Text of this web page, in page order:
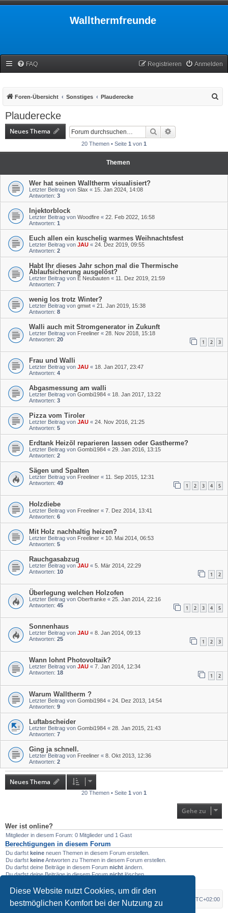
Diese Website nutzt Cookies, um dir den
bestmöglichen Komfort bei der Nutzung zu
Wallthermfreunde
FAQ Anmelden
Registrieren
Foren-Übersicht Sonstiges Plauderecke
Plauderecke
Neues Thema Suche
20 Themen • Seite 1 von 1
Themen
Wer hat seinen Walltherm visualisiert?
Letzter Beitrag von Slax « 15. Jan 2024, 14:08
Antworten: 3
Injektorblock
Letzter Beitrag von Woodfire « 22. Feb 2022, 16:58
Antworten: 1
Euch allen ein kuschelig warmes Weihnachtsfest
Letzter Beitrag von JAU « 24. Dez 2019, 09:55
Antworten: 2
Habt Ihr dieses Jahr schon mal die Thermische
Ablaufsicherung ausgelöst?
Letzter Beitrag von E Neubauten « 11. Dez 2019, 21:59
Antworten: 7
wenig los trotz Winter?
Letzter Beitrag von gmwt « 21. Jan 2019, 15:38
Antworten: 8
Walli auch mit Stromgenerator in Zukunft
Letzter Beitrag von Freeliner « 28. Nov 2018, 15:18
Antworten: 20 1 2 3
Frau und Walli
Letzter Beitrag von JAU « 18. Jan 2017, 23:47
Antworten: 4
Abgasmessung am walli
Letzter Beitrag von Gombi1984 « 18. Jan 2017, 13:22
Antworten: 3
Pizza vom Tiroler
Letzter Beitrag von JAU « 24. Nov 2016, 21:25
Antworten: 5
Erdtank Heizöl reparieren lassen oder Gastherme?
Letzter Beitrag von Gombi1984 « 29. Jan 2016, 13:15
Antworten: 2
Sägen und Spalten
Letzter Beitrag von Freeliner « 11. Sep 2015, 12:31
Antworten: 49 1 2 3 4 5
Holzdiebe
Letzter Beitrag von Freeliner « 7. Dez 2014, 13:41
Antworten: 6
Mit Holz nachhaltig heizen?
Letzter Beitrag von Freeliner « 10. Mai 2014, 06:53
Antworten: 5
Rauchgasabzug
Letzter Beitrag von JAU « 5. Mär 2014, 22:29
Antworten: 10 1 2
Überlegung welchen Holzofen
Letzter Beitrag von Oberfranke « 25. Jan 2014, 22:16
Antworten: 45 1 2 3 4 5
Sonnenhaus
Letzter Beitrag von JAU « 8. Jan 2014, 09:13
Antworten: 25 1 2 3
Wann lohnt Photovoltaik?
Letzter Beitrag von JAU « 7. Jan 2014, 12:34
Antworten: 18 1 2
Warum Walltherm ?
Letzter Beitrag von Gombi1984 « 24. Dez 2013, 14:54
Antworten: 9
Luftabscheider
Letzter Beitrag von Gombi1984 « 28. Jan 2015, 21:43
Antworten: 7
Ging ja schnell.
Letzter Beitrag von Freeliner « 8. Okt 2013, 12:36
Antworten: 2
Neues Thema
20 Themen • Seite 1 von 1
Gehe zu
Wer ist online?
Mitglieder in diesem Forum: 0 Mitglieder und 1 Gast
Berechtigungen in diesem Forum
Du darfst keine neuen Themen in diesem Forum erstellen.
Du darfst keineAntworten zu Themen in diesem Forum erstellen.
Du darfst deine Beiträge in diesem Forum nicht ändern.
Du darfst deine Beiträge in diesem Forumnichtlöschen.
Foren-Übersicht UTC+02:00